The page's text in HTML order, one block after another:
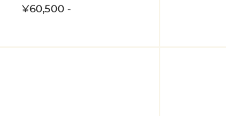
¥60,500 -